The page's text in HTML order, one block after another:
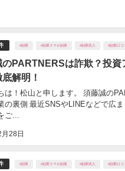
#副業 #副業スマホ副業 #副業収入 #副業口コ
のPARTNERSは詐欺？投
解明！
28日
は！松山と申します。 須藤誠の
の裏側 最近SNSやLINEなどで広
ご...
#副業 #副業スマホ副業 #副業収入 #副業口コ